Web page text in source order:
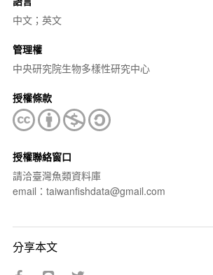
中文；英文
管理權
中央研究院生物多樣性研究中心
授權條款
授權聯絡窗口
請洽臺灣魚類資料庫
email：taiwanfishdata@gmail.com
分享本文